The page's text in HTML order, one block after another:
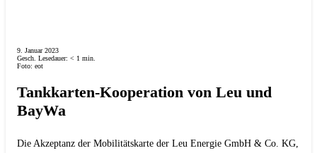
9. Januar 2023
Gesch. Lesedauer: < 1 min.
Foto: eot
Tankkarten-Kooperation von Leu und
BayWa
Die Akzeptanz der Mobilitätskarte der Leu Energie GmbH & Co. KG,